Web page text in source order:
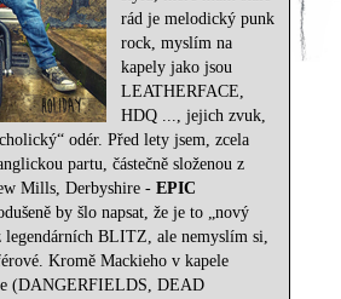
rád je melodický punk
rock, myslím na
kapely jako jsou
LEATHERFACE,
HDQ ..., jejich zvuk,
odér. Před lety jsem, zcela
partu, částečně složenou z
Mills, Derbyshire -EPIC
by šlo napsat, že je to „nový
legendárních BLITZ, ale nemyslím si,
Kromě Mackieho v kapele
(DANGERFIELDS, DEAD